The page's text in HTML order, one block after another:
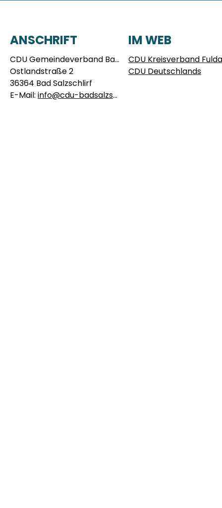
FUSSBEREICH
ANSCHRIFT
CDU Gemeindeverband Bad Salzschlirf
Ostlandstraße 2
36364 Bad Salzschlirf
E-Mail: info@cdu-badsalzschlirf.de
IM WEB
CDU Kreisverband Fulda
CDU Deutschlands